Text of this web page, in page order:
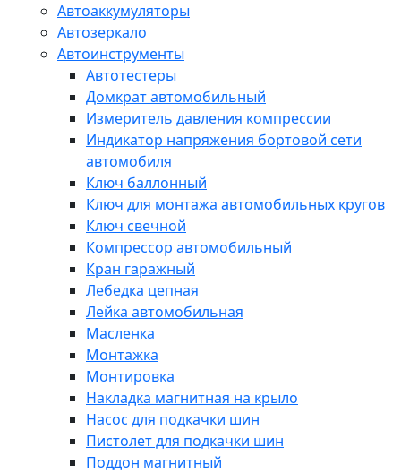
Автоаккумуляторы
Автозеркало
Автоинструменты
Автотестеры
Домкрат автомобильный
Измеритель давления компрессии
Индикатор напряжения бортовой сети
автомобиля
Ключ баллонный
Ключ для монтажа автомобильных кругов
Ключ свечной
Компрессор автомобильный
Кран гаражный
Лебедка цепная
Лейка автомобильная
Масленка
Монтажка
Монтировка
Накладка магнитная на крыло
Насос для подкачки шин
Пистолет для подкачки шин
Поддон магнитный